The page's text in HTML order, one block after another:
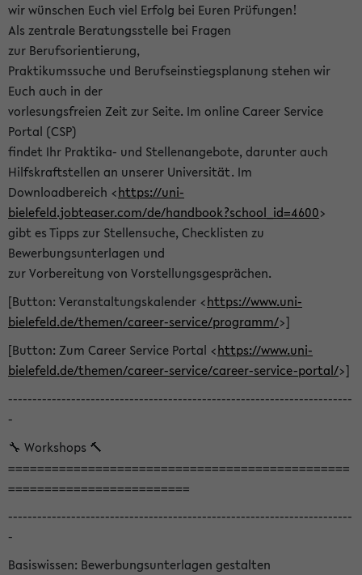
wir wünschen Euch viel Erfolg bei Euren Prüfungen!
Als zentrale Beratungsstelle bei Fragen
zur Berufsorientierung,
Praktikumssuche und Berufseinstiegsplanung stehen wir
Euch auch in der
vorlesungsfreien Zeit zur Seite. Im online Career Service
Portal (CSP)
findet Ihr Praktika- und Stellenangebote, darunter auch
Hilfskraftstellen an unserer Universität. Im
Downloadbereich <https://uni-
bielefeld.jobteaser.com/de/handbook?school_id=4600>
gibt es Tipps zur Stellensuche, Checklisten zu
Bewerbungsunterlagen und
zur Vorbereitung von Vorstellungsgesprächen.
[Button: Veranstaltungskalender <https://www.uni-
bielefeld.de/themen/career-service/programm/>]
[Button: Zum Career Service Portal <https://www.uni-
bielefeld.de/themen/career-service/career-service-portal/>]
-----------------------------------------------------------------------
-
🔧 Workshops 🔨
===============================================
=========================
-----------------------------------------------------------------------
-
Basiswissen: Bewerbungsunterlagen gestalten